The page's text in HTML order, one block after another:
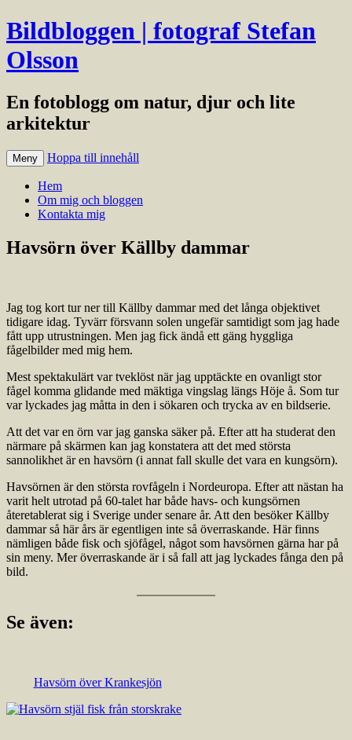
Bildbloggen | fotograf Stefan
Olsson
En fotoblogg om natur, djur och lite
arkitektur
Meny Hoppa till innehåll
Hem
Om mig och bloggen
Kontakta mig
Havsörn över Källby dammar
Jag tog kort tur ner till Källby dammar med det långa objektivet
tidigare idag. Tyvärr försvann solen ungefär samtidigt som jag hade
fått upp utrustningen. Men jag fick ändå ett gäng hyggliga
fågelbilder med mig hem.
Mest spektakulärt var tveklöst när jag upptäckte en ovanligt stor
fågel komma glidande med mäktiga vingslag längs Höje å. Som tur
var lyckades jag måtta in den i sökaren och trycka av en bildserie.
Att det var en örn var jag ganska säker på. Efter att ha studerat den
närmare på skärmen kan jag konstatera att det med största
sannolikhet är en havsörn (i annat fall skulle det vara en kungsörn).
Havsörnen är den största rovfågeln i Nordeuropa. Efter att nästan ha
varit helt utrotad på 60-talet har både havs- och kungsörnen
återetablerat sig i Sverige under senare år. Att den besöker Källby
dammar så här års är egentligen inte så överraskande. Här finns
nämligen både fisk och sjöfågel, något som havsörnen gärna har på
sin meny. Mer överraskande är i så fall att jag lyckades fånga den på
bild.
Se även:
Havsörn över Krankesjön